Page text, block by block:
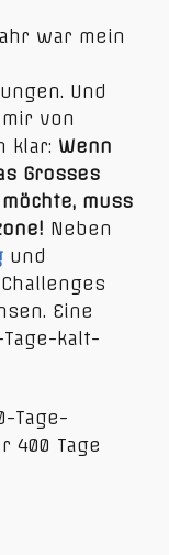
war mein
Und
von
klar: Wenn
Grosses
muss
Neben
und
Eine
kalt-
Tage-
400 Tage